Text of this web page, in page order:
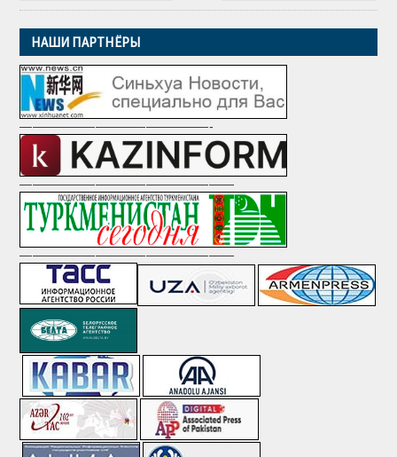
НАШИ ПАРТНЁРЫ
———————————————-
—————————————————
—————————————————